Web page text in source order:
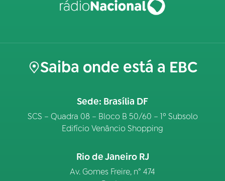
Saiba onde está a EBC
Sede: Brasília DF
SCS – Quadra 08 – Bloco B 50/60 – 1º Subsolo
Edifício Venâncio Shopping
Rio de Janeiro RJ
Av. Gomes Freire, n° 474